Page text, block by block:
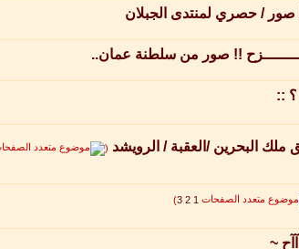
/ صور / حصري لمنتدى الجبلان
!! صور من سلطنة عمان..
؟ ::
البحرين /العقبة / الرويشد (
1
2
3
)
~